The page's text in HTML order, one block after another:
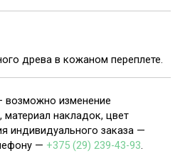
древа в кожаном переплете.
изменение
накладок, цвет
индивидуального заказа —
— +375 (29) 239-43-93.